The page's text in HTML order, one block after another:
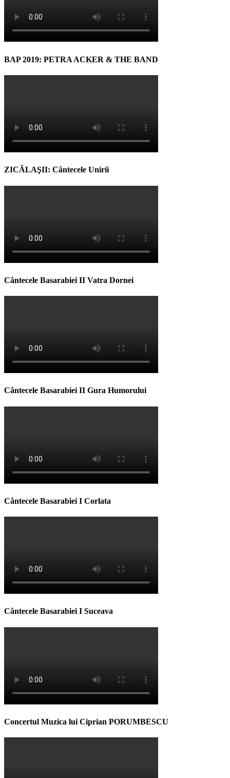
BAP 2019: PETRA ACKER & THE BAND
ZICĂLAŞII: Cântecele Unirii
Cântecele Basarabiei II Vatra Dornei
Cântecele Basarabiei II Gura Humorului
Cântecele Basarabiei I Corlata
Cântecele Basarabiei I Suceava
Concertul Muzica lui Ciprian PORUMBESCU